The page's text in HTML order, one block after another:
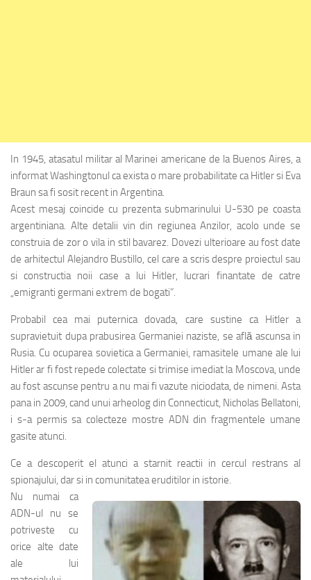
In 1945, atasatul militar al Marinei americane de la Buenos Aires, a
informat Washingtonul ca exista o mare probabilitate ca Hitler si Eva
Braun sa fi sosit recent in Argentina.
Acest mesaj coincide cu prezenta submarinului U-530 pe coasta
argentiniana. Alte detalii vin din regiunea Anzilor, acolo unde se
construia de zor o vila in stil bavarez. Dovezi ulterioare au fost date
de arhitectul Alejandro Bustillo, cel care a scris despre proiectul sau
si constructia noii case a lui Hitler, lucrari finantate de catre
„emigranti germani extrem de bogati”.
Probabil cea mai puternica dovada, care sustine ca Hitler a
supravietuit dupa prabusirea Germaniei naziste, se află ascunsa in
Rusia. Cu ocuparea sovietica a Germaniei, ramasitele umane ale lui
Hitler ar fi fost repede colectate si trimise imediat la Moscova, unde
au fost ascunse pentru a nu mai fi vazute niciodata, de nimeni. Asta
pana in 2009, cand unui arheolog din Connecticut, Nicholas Bellatoni,
i s-a permis sa colecteze mostre ADN din fragmentele umane
gasite atunci.
Ce a descoperit el atunci a starnit reactii in cercul restrans al
spionajului, dar si in comunitatea eruditilor in istorie.
Nu numai ca
ADN-ul nu se
potriveste cu
orice alte date
ale lui